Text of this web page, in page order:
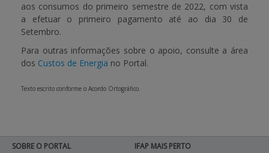
aos consumos do primeiro semestre de 2022, com vista
a efetuar o primeiro pagamento até ao dia 30 de
Setembro.
Para outras informações sobre o apoio, consulte a área
dos Custos de Energia no Portal.
Texto escrito conforme o Acordo Ortográfico.
SOBRE O PORTAL
IFAP MAIS PERTO